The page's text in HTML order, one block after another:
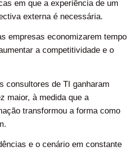
em que a experiência de um
externa é necessária.
empresas economizarem tempo
a competitividade e o
consultores de TI ganharam
maior, à medida que a
transformou a forma como
e o cenário em constante